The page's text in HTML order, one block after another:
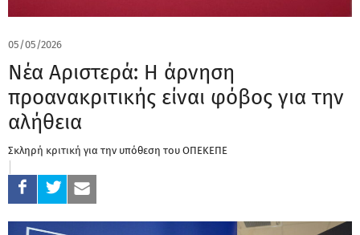
05/05/2026
Νέα Αριστερά: Η άρνηση
προανακριτικής είναι φόβος για την
αλήθεια
Σκληρή κριτική για την υπόθεση του ΟΠΕΚΕΠΕ